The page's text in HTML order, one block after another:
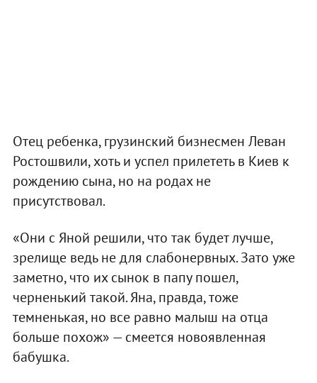
Отец ребенка, грузинский бизнесмен Леван
Ростошвили, хоть и успел прилететь в Киев к
рождению сына, но на родах не
присутствовал.
«Они с Яной решили, что так будет лучше,
зрелище ведь не для слабонервных. Зато уже
заметно, что их сынок в папу пошел,
черненький такой. Яна, правда, тоже
темненькая, но все равно малыш на отца
больше похож» — смеется новоявленная
бабушка.